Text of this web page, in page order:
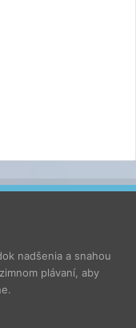
nadšenia a snahou
plávaní, aby